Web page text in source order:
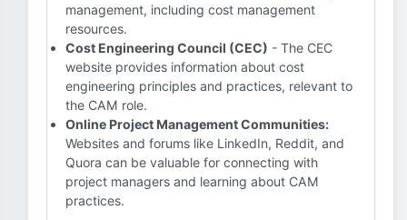
management, including cost management
resources.
Cost Engineering Council (CEC) - The CEC
website provides information about cost
engineering principles and practices, relevant to
the CAM role.
Online Project Management Communities:
Websites and forums like LinkedIn, Reddit, and
Quora can be valuable for connecting with
project managers and learning about CAM
practices.